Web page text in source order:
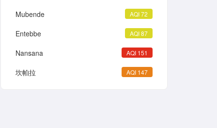
Mubende AQI 72
Entebbe AQI 87
Nansana AQI 151
坎帕拉 AQI 147